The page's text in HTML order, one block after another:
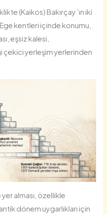
(Kaikos) Bakırçay ’ın iki
kentleri içinde konumu,
eşsiz kalesi,
çekici yerleşim yerlerinden
alması, özellikle
dönem uygarlıkları için